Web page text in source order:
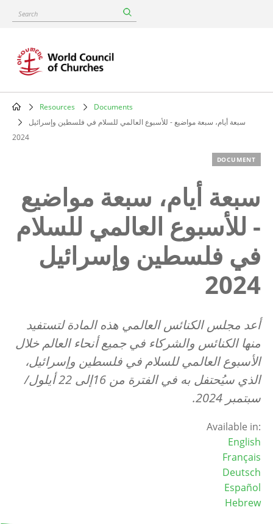
content
Search
Breadcrumb
Resources
Documents
2024
DOCUMENT
سبعة أيام، سبعة مواضيع
- للأسبوع العالمي للسلام
في فلسطين وإسرائيل
2024
أعد مجلس الكنائس العالمي هذه المادة لتستفيد
منها الكنائس والشركاء في جميع أنحاء العالم خلال
الأسبوع العالمي للسلام في فلسطين وإسرائيل،
الذي سيُحتفل به في الفترة من 16إلى 22 أيلول/
سبتمبر 2024.
Available in:
English
Français
Deutsch
Español
Hebrew